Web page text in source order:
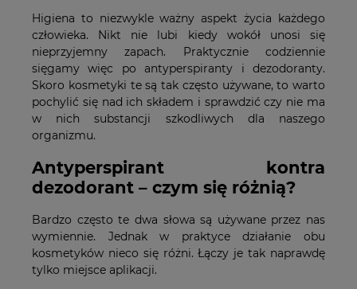
Higiena to niezwykle ważny aspekt życia każdego
człowieka. Nikt nie lubi kiedy wokół unosi się
nieprzyjemny zapach. Praktycznie codziennie
sięgamy więc po antyperspiranty i dezodoranty.
Skoro kosmetyki te są tak często używane, to warto
pochylić się nad ich składem i sprawdzić czy nie ma
w nich substancji szkodliwych dla naszego
organizmu.
Antyperspirant kontra
dezodorant – czym się różnią?
Bardzo często te dwa słowa są używane przez nas
wymiennie. Jednak w praktyce działanie obu
kosmetyków nieco się różni. Łączy je tak naprawdę
tylko miejsce aplikacji.